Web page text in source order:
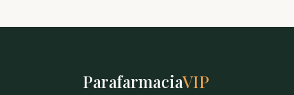
ParafarmaciaVIP